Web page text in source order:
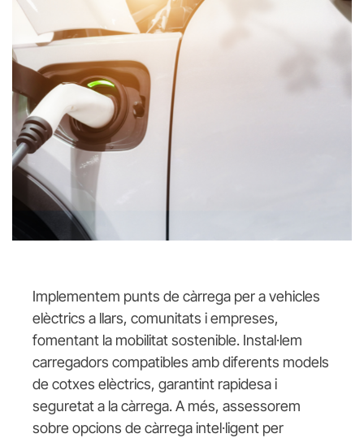
Implementem punts de càrrega per a vehicles
elèctrics a llars, comunitats i empreses,
fomentant la mobilitat sostenible. Instal·lem
carregadors compatibles amb diferents models
de cotxes elèctrics, garantint rapidesa i
seguretat a la càrrega. A més, assessorem
sobre opcions de càrrega intel·ligent per